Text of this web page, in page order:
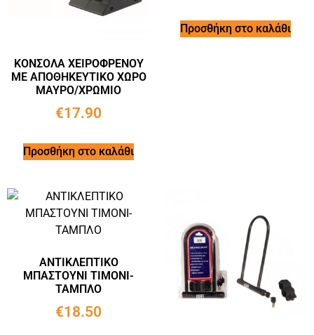
ΚΟΝΣΟΛΑ ΧΕΙΡΟΦΡΕΝΟΥ
ΜΕ ΑΠΟΘΗΚΕΥΤΙΚΟ ΧΩΡΟ
ΜΑΥΡΟ/ΧΡΩΜΙΟ
€17.90
Προσθήκη στο καλάθι
Προσθήκη στο καλάθι
ΑΝΤΙΚΛΕΠΤΙΚΟ
ΜΠΑΣΤΟΥΝΙ ΤΙΜΟΝΙ-
ΤΑΜΠΛΟ
€18.50